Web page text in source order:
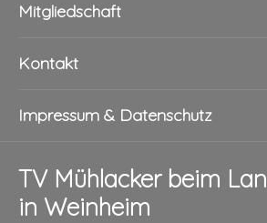
Mitgliedschaft
Kontakt
Impressum & Datenschutz
TV Mühlacker beim
in Weinheim